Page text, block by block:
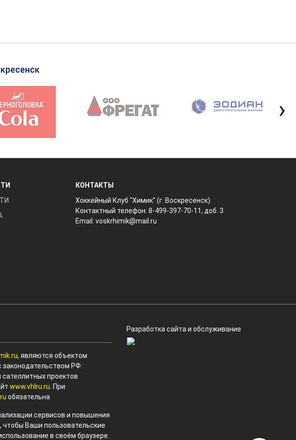
›
КОНТАКТЫ
Хоккейный Клуб "Химик" (г. Воскресенск).
Контактный телефон: 8-499-397-70-11, доб. 3
Email:voskrhimik@mail.ru
, являются объектом
законодательством РФ.
проектов
www.vhlru.ru . При
обязательна
сервисов и повышения
чтобы Ваши пользовательские
в своём браузере.
Разработка сайта и обслуживание